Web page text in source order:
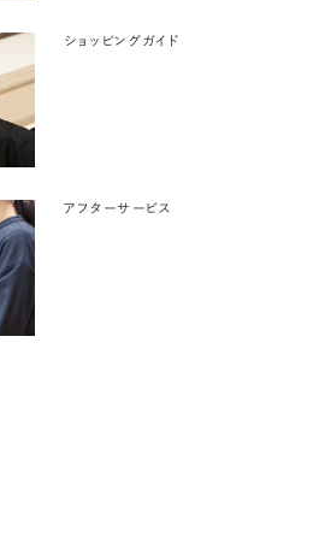
ショッピングガイド
アフターサービス